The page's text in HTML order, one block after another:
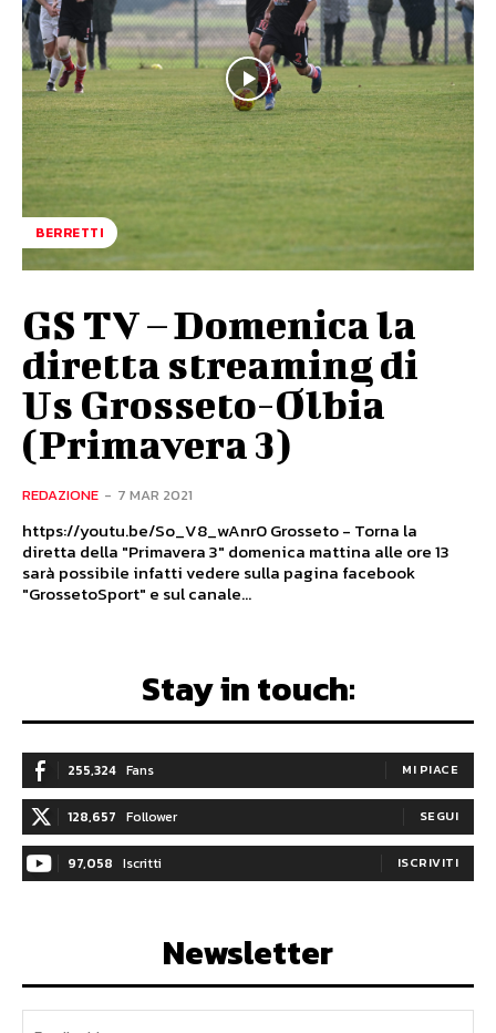
BERRETTI
GS TV – Domenica la
diretta streaming di
Us Grosseto-Olbia
(Primavera 3)
REDAZIONE - 7 MAR 2021
https://youtu.be/So_V8_wAnr0 Grosseto - Torna la
diretta della "Primavera 3" domenica mattina alle ore 13
sarà possibile infatti vedere sulla pagina facebook
"GrossetoSport" e sul canale...
Stay in touch:
255,324 Fans MI PIACE
128,657 Follower SEGUI
97,058 Iscritti ISCRIVITI
Newsletter